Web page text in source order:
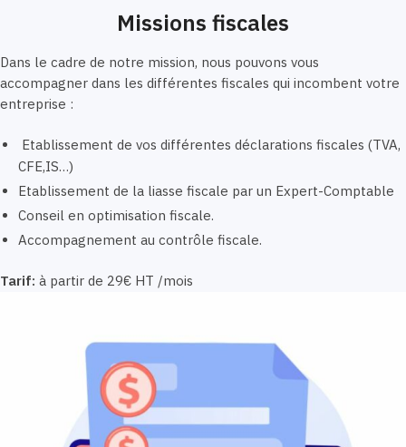
Missions fiscales
Dans le cadre de notre mission, nous pouvons vous
accompagner dans les différentes fiscales qui incombent votre
entreprise :
Etablissement de vos différentes déclarations fiscales (TVA,
CFE,IS…)
Etablissement de la liasse fiscale par un Expert-Comptable
Conseil en optimisation fiscale.
Accompagnement au contrôle fiscale.
Tarif: à partir de 29€ HT /mois